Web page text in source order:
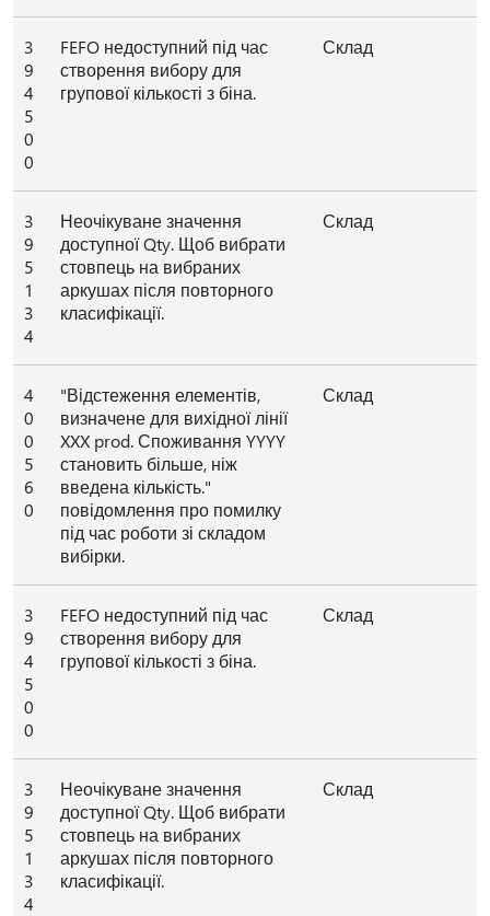
3
9
4
5
0
0
FEFO недоступний під час
створення вибору для
групової кількості з біна.
Склад
3
9
5
1
3
4
Неочікуване значення
доступної Qty. Щоб вибрати
стовпець на вибраних
аркушах після повторного
класифікації.
Склад
4
0
0
5
6
0
"Відстеження елементів,
визначене для вихідної лінії
XXX prod. Споживання YYYY
становить більше, ніж
введена кількість."
повідомлення про помилку
під час роботи зі складом
вибірки.
Склад
3
9
4
5
0
0
FEFO недоступний під час
створення вибору для
групової кількості з біна.
Склад
3
9
5
1
3
4
Неочікуване значення
доступної Qty. Щоб вибрати
стовпець на вибраних
аркушах після повторного
класифікації.
Склад